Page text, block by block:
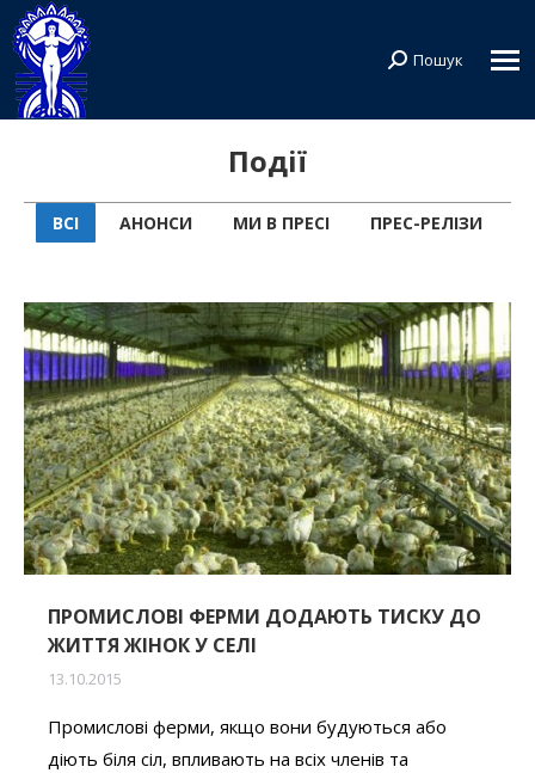
Search:
Пошук
Події
ВСІ АНОНСИ МИ В ПРЕСІ ПРЕС-РЕЛІЗИ
ПРОМИСЛОВІ ФЕРМИ ДОДАЮТЬ ТИСКУ ДО
ЖИТТЯ ЖІНОК У СЕЛІ
13.10.2015
Промислові ферми, якщо вони будуються або
діють біля сіл, впливають на всіх членів та